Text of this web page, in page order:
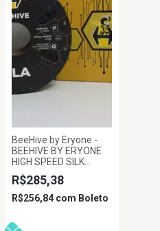
BeeHive by Eryone -
BEEHIVE BY ERYONE
HIGH SPEED SILK
DUAL- COLOR PLA
PRETO E OURO
ESCURO 1.75MM 1KG
R$285,38
R$256,84 com Boleto